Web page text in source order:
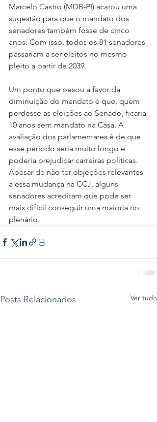
Marcelo Castro (MDB-PI) acatou uma
sugestão para que o mandato dos
senadores também fosse de cinco
anos. Com isso, todos os 81 senadores
passariam a ser eleitos no mesmo
pleito a partir de 2039.
Um ponto que pesou a favor da
diminuição do mandato é que, quem
perdesse as eleições ao Senado, ficaria
10 anos sem mandato na Casa. A
avaliação dos parlamentares é de que
esse período seria muito longo e
poderia prejudicar carreiras políticas.
Apesar de não ter objeções relevantes
a essa mudança na CCJ, alguns
senadores acreditam que pode ser
mais difícil conseguir uma maioria no
plenário.
Posts Relacionados Ver tudo